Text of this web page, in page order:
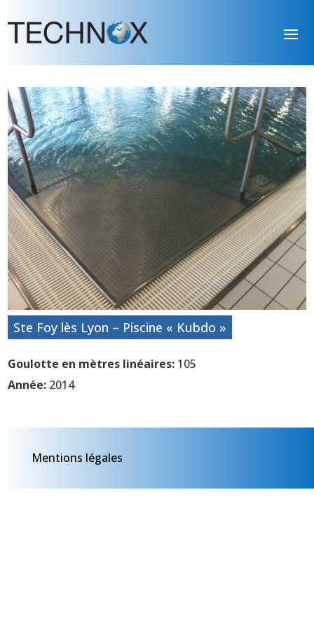
Ste Foy lès Lyon – Piscine « Kubdo »
Goulotte en mètres linéaires: 105
Année: 2014
Mentions légales